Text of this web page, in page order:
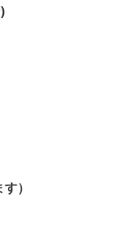
）